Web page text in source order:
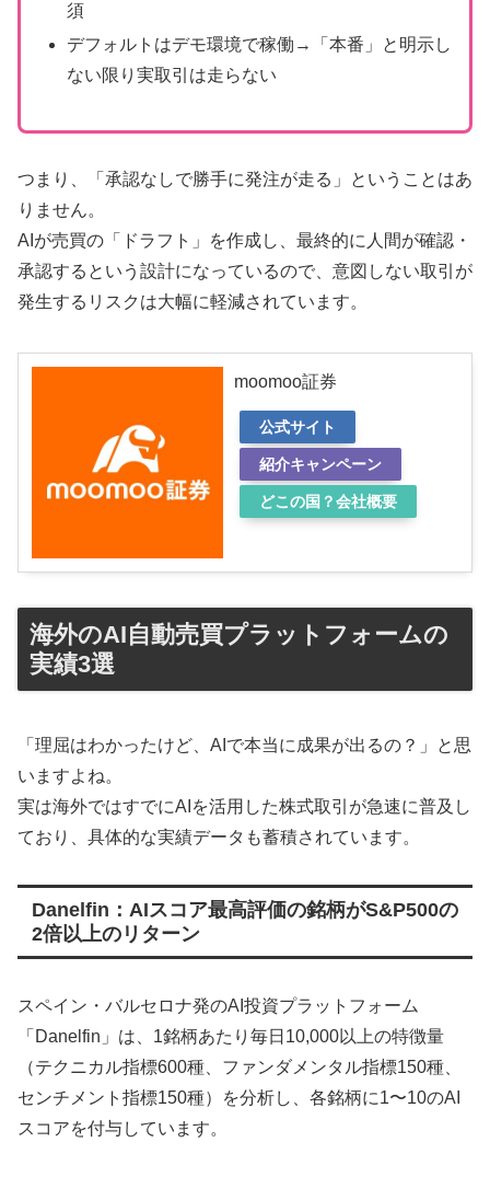
須
デフォルトはデモ環境で稼働→「本番」と明示し
ない限り実取引は走らない
つまり、「承認なしで勝手に発注が走る」ということはあ
りません。
AIが売買の「ドラフト」を作成し、最終的に人間が確認・
承認するという設計になっているので、意図しない取引が
発生するリスクは大幅に軽減されています。
moomoo証券
公式サイト
紹介キャンペーン
どこの国？会社概要
海外のAI自動売買プラットフォームの
実績3選
「理屈はわかったけど、AIで本当に成果が出るの？」と思
いますよね。
実は海外ではすでにAIを活用した株式取引が急速に普及し
ており、具体的な実績データも蓄積されています。
Danelfin：AIスコア最高評価の銘柄がS&P500の
2倍以上のリターン
スペイン・バルセロナ発のAI投資プラットフォーム
「Danelfin」は、1銘柄あたり毎日10,000以上の特徴量
（テクニカル指標600種、ファンダメンタル指標150種、
センチメント指標150種）を分析し、各銘柄に1〜10のAI
スコアを付与しています。